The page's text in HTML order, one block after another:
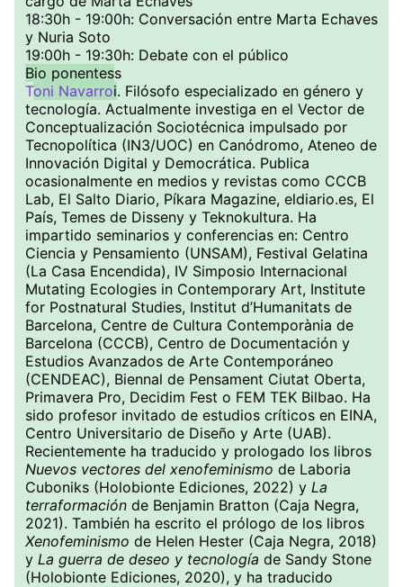
18:30h - 19:00h: Conversación entre Marta Echaves
y Nuria Soto
19:00h - 19:30h: Debate con el público
Bio ponentess
Toni Navarroi. Filósofo especializado en género y
tecnología. Actualmente investiga en el Vector de
Conceptualización Sociotécnica impulsado por
Tecnopolítica (IN3/UOC) en Canódromo, Ateneo de
Innovación Digital y Democrática. Publica
ocasionalmente en medios y revistas como CCCB
Lab, El Salto Diario, Píkara Magazine, eldiario.es, El
País, Temes de Disseny y Teknokultura. Ha
impartido seminarios y conferencias en: Centro
Ciencia y Pensamiento (UNSAM), Festival Gelatina
(La Casa Encendida), IV Simposio Internacional
Mutating Ecologies in Contemporary Art, Institute
for Postnatural Studies, Institut d’Humanitats de
Barcelona, Centre de Cultura Contemporània de
Barcelona (CCCB), Centro de Documentación y
Estudios Avanzados de Arte Contemporáneo
(CENDEAC), Biennal de Pensament Ciutat Oberta,
Primavera Pro, Decidim Fest o FEM TEK Bilbao. Ha
sido profesor invitado de estudios críticos en EINA,
Centro Universitario de Diseño y Arte (UAB).
Recientemente ha traducido y prologado los libros
Nuevos vectores del xenofeminismo de Laboria
Cuboniks (Holobionte Ediciones, 2022) y La
terraformación de Benjamin Bratton (Caja Negra,
2021). También ha escrito el prólogo de los libros
Xenofeminismo de Helen Hester (Caja Negra, 2018)
y La guerra de deseo y tecnología de Sandy Stone
(Holobionte Ediciones, 2020), y ha traducido